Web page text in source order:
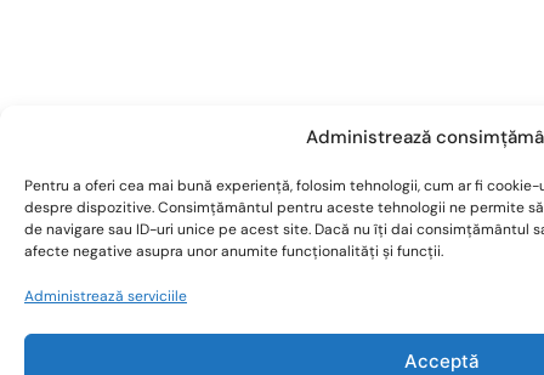
Administrează
Pentru a oferi cea mai bună experiență, folosim tehnologii, cum ar fi
despre dispozitive. Consimțământul pentru aceste tehnologii ne permite
de navigare sau ID-uri unice pe acest site. Dacă nu îți dai consimțământul
afecte negative asupra unor anumite funcționalități și funcții.
Administrează serviciile
Acceptă